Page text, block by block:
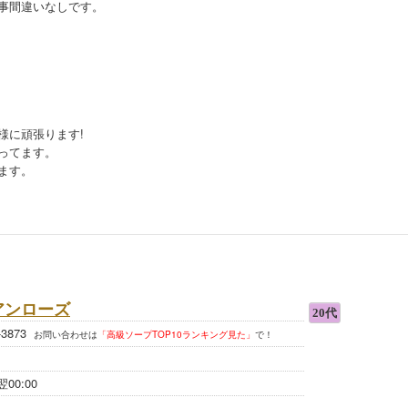
違いなしです。
に頑張ります!
ます。
。
ローズ
お問い合わせは 「高級ソープTOP10ランキング見た」 で！
00:00